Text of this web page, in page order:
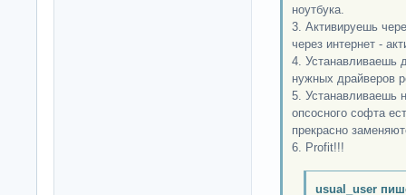
ноутбука.
3. Активируешь
через интернет -
4. Устанавливаешь
нужных драйверов
5. Устанавливаешь
опсосного софта
прекрасно
6. Profit!!!
usual_user